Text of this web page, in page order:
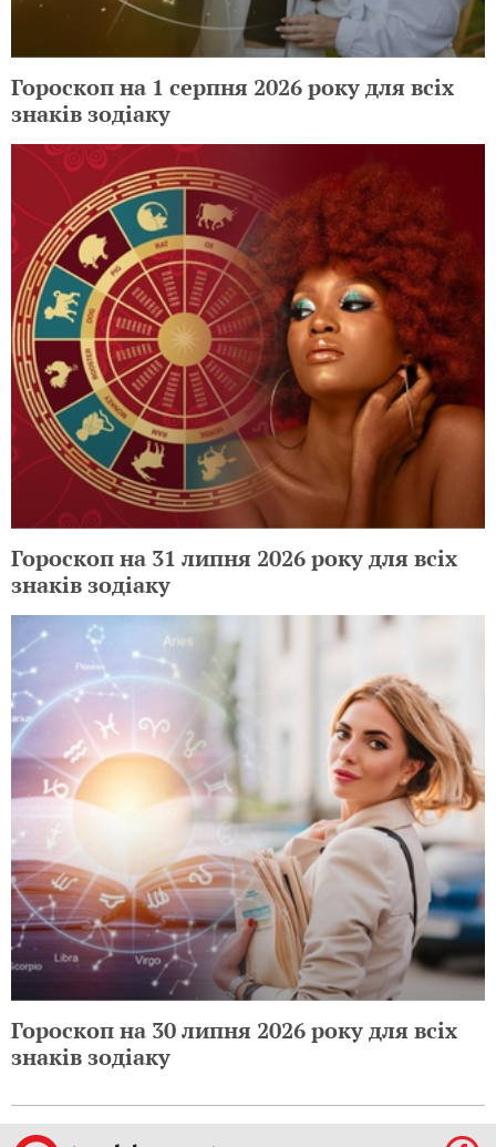
Гороскоп на 1 серпня 2026 року для всіх
знаків зодіаку
Гороскоп на 31 липня 2026 року для всіх
знаків зодіаку
Гороскоп на 30 липня 2026 року для всіх
знаків зодіаку